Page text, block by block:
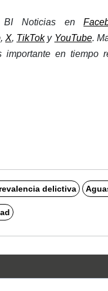
BI Noticias en
, X, TikTok y YouTube.
importante en tiempo
delictiva